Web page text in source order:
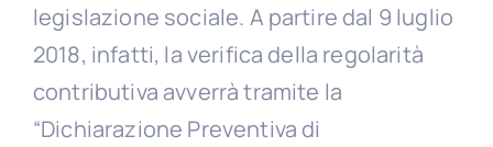
legislazione sociale. A partire dal 9 luglio
2018, infatti, la verifica della regolarità
contributiva avverrà tramite la
“Dichiarazione Preventiva di